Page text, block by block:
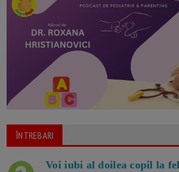
ÎNTREBARI
Voi iubi al doilea copil la